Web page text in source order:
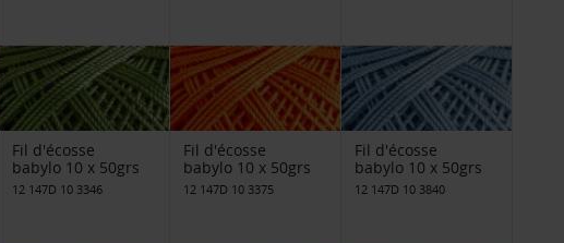
Fil d'écosse
babylo 10 x 50grs
12 147D 10 3346
Fil d'écosse
babylo 10 x 50grs
12 147D 10 3375
Fil d'écosse
babylo 10 x 50grs
12 147D 10 3840